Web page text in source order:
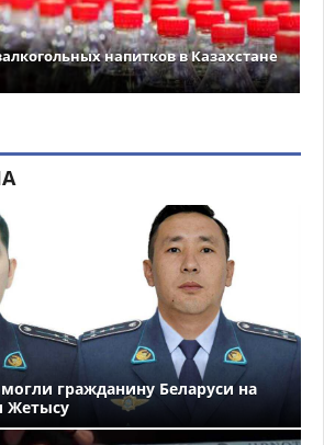
напитков в Казахстане
гражданину Беларуси на
Жетысу